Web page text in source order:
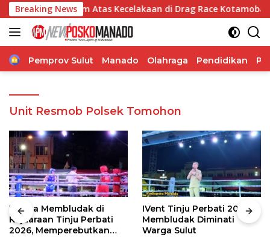
Langsung
ke
konten
Breaking News
Mendalam Atas Kecelakaan di Drag Race Kotamobagu
Home
Pemprov Sulut Manado Olahraga Pendidikan
Unit Resmob Polsek Tomohon
Warga Membludak di
Kejuaraan Tinju Perbati
2026, Memperebutkan
IVent Tinju Perbati 2026
Membludak Diminati
Warga Sulut